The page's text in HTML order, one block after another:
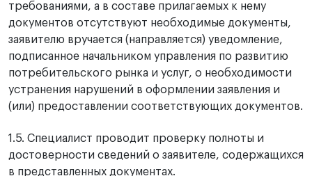
требованиями, а в составе прилагаемых к нему
документов отсутствуют необходимые документы,
заявителю вручается (направляется) уведомление,
подписанное начальником управления по развитию
потребительского рынка и услуг, о необходимости
устранения нарушений в оформлении заявления и
(или) предоставлении соответствующих документов.
1.5. Специалист проводит проверку полноты и
достоверности сведений о заявителе, содержащихся
в представленных документах.